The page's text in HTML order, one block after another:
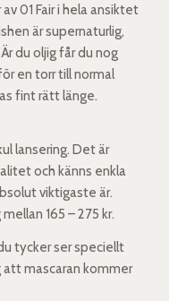
01 Fair i hela ansiktet
är supernaturlig,
du oljig får du nog
en torr till normal
fint rätt länge.
lansering. Det är
och känns enkla
viktigaste är.
165 – 275 kr.
tycker ser speciellt
att mascaran kommer